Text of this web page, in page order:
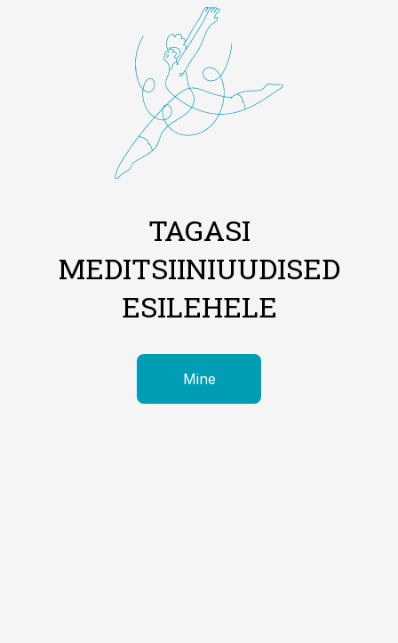
TAGASI
MEDITSIINIUUDISED
ESILEHELE
Mine